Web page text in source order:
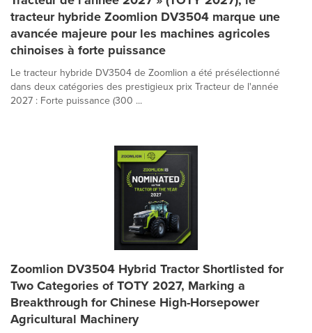
tracteur hybride Zoomlion DV3504 marque une
avancée majeure pour les machines agricoles
chinoises à forte puissance
Le tracteur hybride DV3504 de Zoomlion a été présélectionné
dans deux catégories des prestigieux prix Tracteur de l'année
2027 : Forte puissance (300 ...
Zoomlion DV3504 Hybrid Tractor Shortlisted for
Two Categories of TOTY 2027, Marking a
Breakthrough for Chinese High-Horsepower
Agricultural Machinery